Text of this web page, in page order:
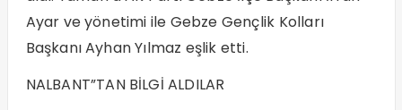
Ayar ve yönetimi ile Gebze Gençlik Kolları
Başkanı Ayhan Yılmaz eşlik etti.
NALBANT”TAN BİLGİ ALDILAR